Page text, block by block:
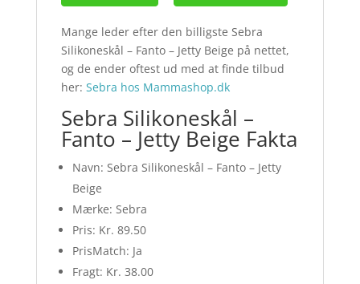
Mange leder efter den billigste Sebra
Silikoneskål – Fanto – Jetty Beige på nettet,
og de ender oftest ud med at finde tilbud
her: Sebra hos Mammashop.dk
Sebra Silikoneskål –
Fanto – Jetty Beige Fakta
Navn: Sebra Silikoneskål – Fanto – Jetty
Beige
Mærke: Sebra
Pris: Kr. 89.50
PrisMatch: Ja
Fragt: Kr. 38.00